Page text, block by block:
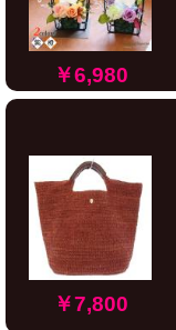
￥6,980
￥7,800